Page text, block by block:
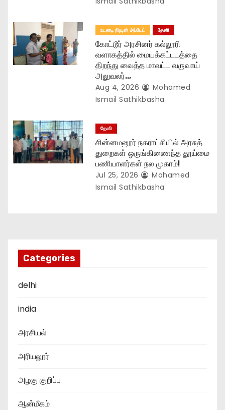
உடனடி நியூஸ் அப்டேட் தேனி
கோட்டூர் அரசினர் கல்லூரி
வளாகத்தில் மையக்கட்டடத்தை
திறந்து வைத்த மாவட்ட வருவாய்
அலுவலர்..,
Aug 4, 2026
Mohamed
Ismail Sathikbasha
தேனி
சின்னமனூர் நகராட்சியில் அரசுத்
துறைகள் ஒருங்கிணைந்த தூய்மை
பணியாளர்கள் நல முகாம்!
Jul 25, 2026
Mohamed
Ismail Sathikbasha
Categories
delhi
india
அரசியல்
அரியலூர்
அழகு குறிப்பு
ஆன்மீகம்